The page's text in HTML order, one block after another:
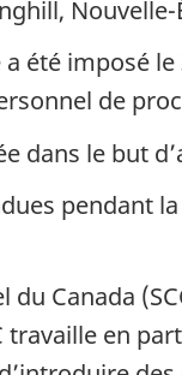
été imposé
de
dans le but
pendant
du Canada
travaille en